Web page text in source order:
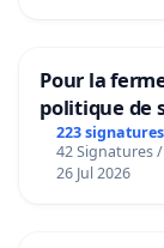
Pour la
politique de
223 signatures
42 Signatures
26 Jul 2026